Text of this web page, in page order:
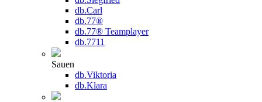
db.Carl
db.77®
db.77® Teamplayer
db.7711
Sauen
db.Viktoria
db.Klara